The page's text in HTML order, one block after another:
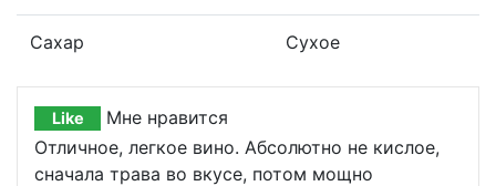
Сахар Сухое
Like
Мне нравится
Отличное, легкое вино. Абсолютно не кислое,
сначала трава во вкусе, потом мощно